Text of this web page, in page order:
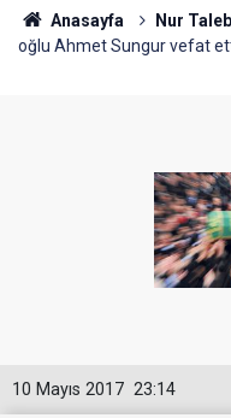
Anasayfa Nur
oğlu Ahmet Sungur vefat
23:14
10 Mayıs 2017